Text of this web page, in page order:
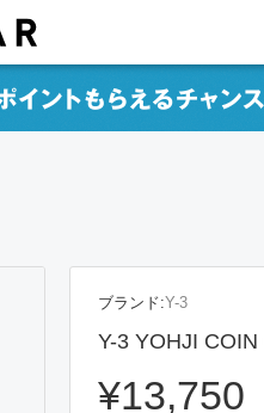
ブランド:Y-3
Y-3 YOHJI COIN
¥13,750